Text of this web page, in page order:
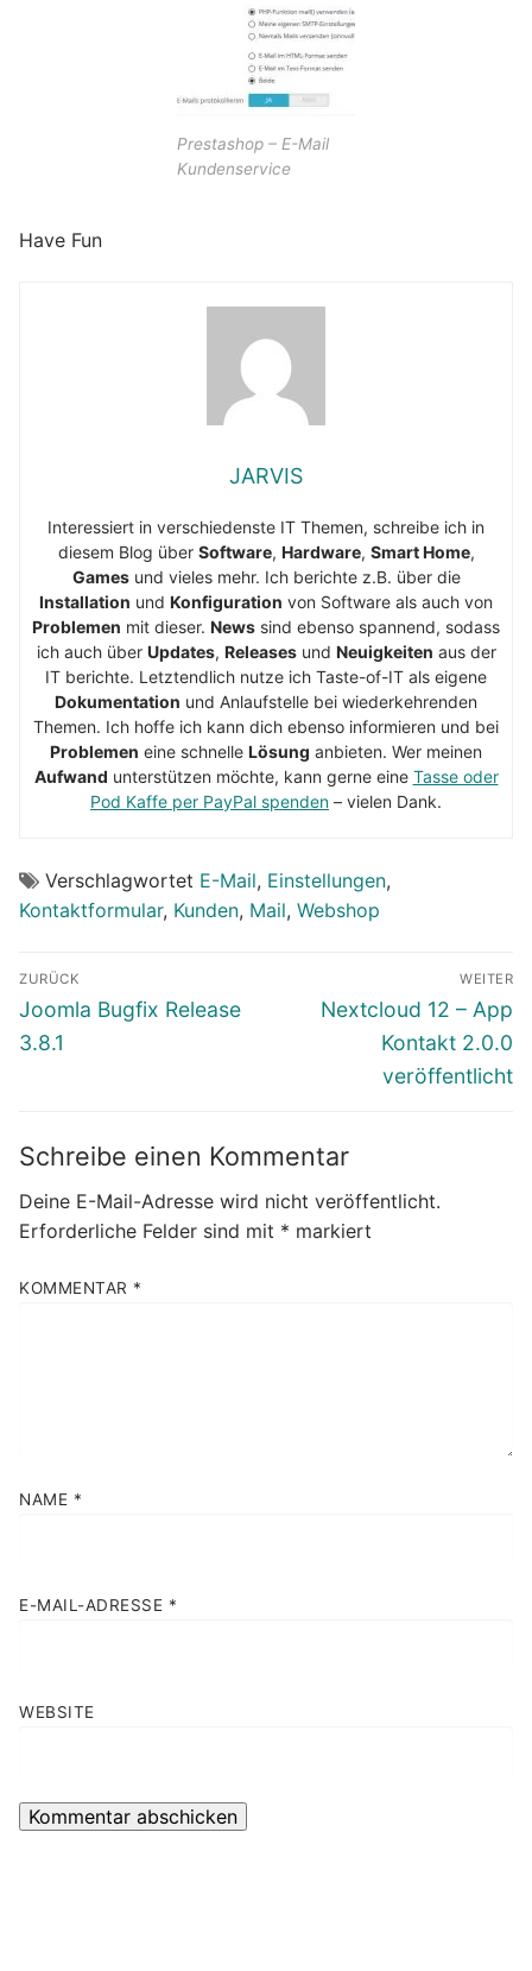
Prestashop – E-Mail
Kundenservice
Have Fun
JARVIS
Interessiert in verschiedenste IT Themen, schreibe ich in
diesem Blog über Software, Hardware, Smart Home,
Gamesund vieles mehr. Ich berichte z.B. über die
Installation und Konfiguration von Software als auch von
Problemen mit dieser. News sind ebenso spannend, sodass
ich auch über Updates, Releasesund Neuigkeiten aus der
IT berichte. Letztendlich nutze ich Taste-of-IT als eigene
Dokumentation und Anlaufstelle bei wiederkehrenden
Themen. Ich hoffe ich kann dich ebenso informieren und bei
Problemen eine schnelle Lösung anbieten. Wer meinen
Aufwand unterstützen möchte, kann gerne eine Tasse oder
Pod Kaffe per PayPal spenden – vielen Dank.
Verschlagwortet E-Mail, Einstellungen,
Kontaktformular, Kunden, Mail, Webshop
Beitragsnavigation
ZURÜCK
Vorheriger
Beitrag:
Joomla Bugfix Release
3.8.1
WEITER
Nächster
Beitrag:
Nextcloud 12 – App
Kontakt 2.0.0
veröffentlicht
Schreibe einen Kommentar
Deine E-Mail-Adresse wird nicht veröffentlicht.
Erforderliche Felder sind mit * markiert
KOMMENTAR *
NAME *
E-MAIL-ADRESSE *
WEBSITE